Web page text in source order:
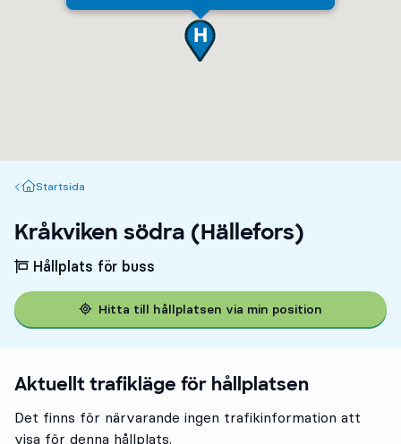
Startsida
Startsida
Kråkviken södra (Hällefors)
Hållplats för buss
Hitta till hållplatsen via min position
Aktuellt trafikläge för hållplatsen
Det finns för närvarande ingen trafikinformation att
visa för denna hållplats.